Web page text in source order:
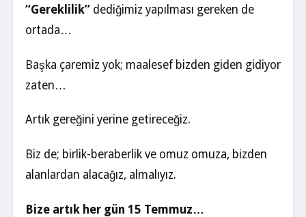
“Gereklilik” dediğimiz yapılması gereken de
ortada…
Başka çaremiz yok; maalesef bizden giden gidiyor
zaten…
Artık gereğini yerine getireceğiz.
Biz de; birlik-beraberlik ve omuz omuza, bizden
alanlardan alacağız, almalıyız.
Bize artık her gün 15 Temmuz…